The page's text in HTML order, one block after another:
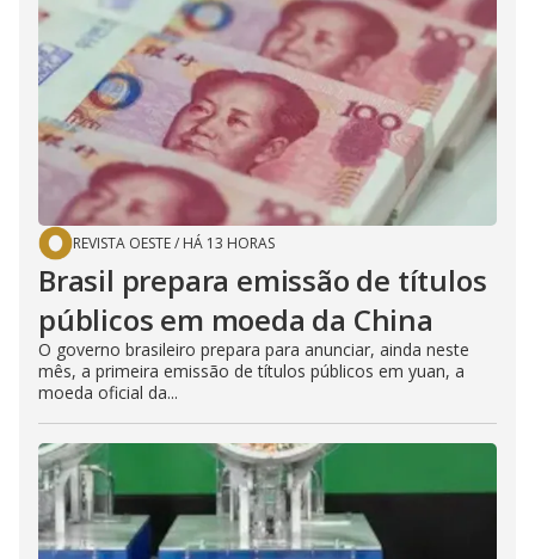
REVISTA OESTE/ HÁ 13 HORAS
Brasil prepara emissão de títulos
públicos em moeda da China
O governo brasileiro prepara para anunciar, ainda neste
mês, a primeira emissão de títulos públicos em yuan, a
moeda oficial da...